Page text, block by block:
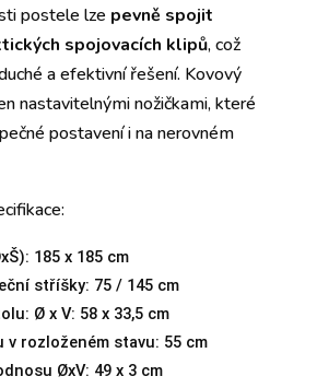
postele lze pevně spojit
spojovacích klipů, což
a efektivní řešení. Kovový
nastavitelnými nožičkami, které
postavení i na nerovném
185 x 185 cm
stříšky: 75 / 145 cm
Ø x V: 58 x 33,5 cm
v rozloženém stavu: 55 cm
ØxV: 49 x 3 cm